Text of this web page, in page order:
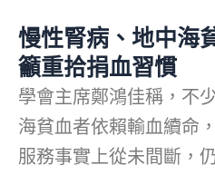
慢性腎病、地中海
籲重拾捐血習慣
學會主席鄭鴻佳稱，不
海貧血者依賴輸血續命
服務事實上從未間斷，